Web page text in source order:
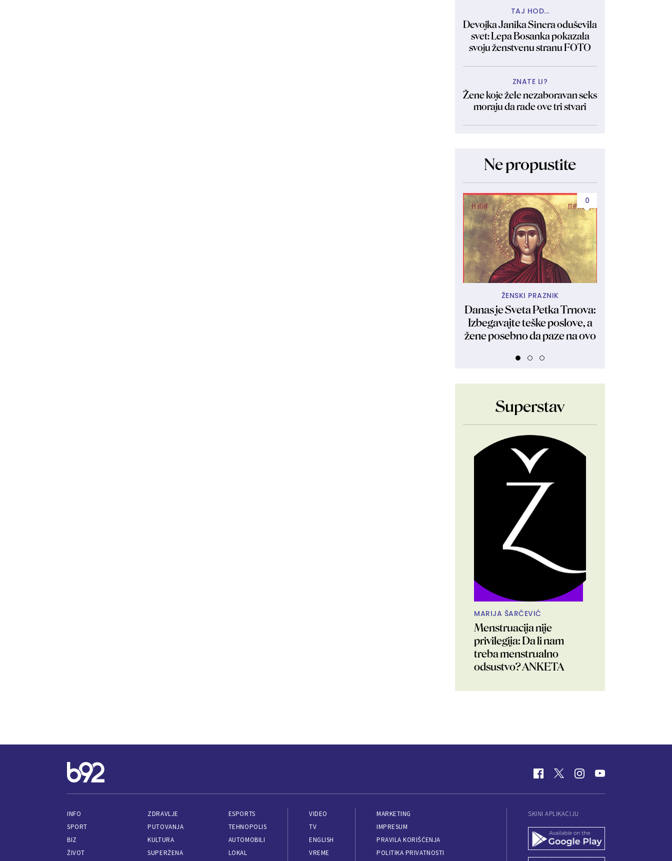
TAJ HOD...
Devojka Janika Sinera oduševila
svet: Lepa Bosanka pokazala
svoju ženstvenu stranu FOTO
ZNATE LI?
Žene koje žele nezaboravan seks
moraju da rade ove tri stvari
Ne propustite
0
ŽENSKI PRAZNIK
Danas je Sveta Petka Trnova:
Izbegavajte teške poslove, a
žene posebno da paze na ovo
Superstav
MARIJA ŠARČEVIĆ
Menstruacija nije
privilegija: Da li nam
treba menstrualno
odsustvo? ANKETA
INFO
SPORT
BIZ
ŽIVOT
ZDRAVLJE
PUTOVANJA
KULTURA
SUPERŽENA
ESPORTS
TEHNOPOLIS
AUTOMOBILI
LOKAL
VIDEO
TV
ENGLISH
VREME
MARKETING
IMPRESUM
PRAVILA KORIŠĆENJA
POLITIKA PRIVATNOSTI
SKINI APLIKACIJU